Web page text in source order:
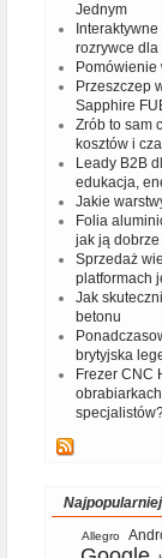
Jednym
rozrywce dla
Pomówienie
Przeszczep
Sapphire
Zrób to sam
kosztów i
Leady B2B
edukacja,
Jakie
Folia
jak ją
Sprzedaż
platformach
Jak
betonu
brytyjska
Frezer CNC
Allegro